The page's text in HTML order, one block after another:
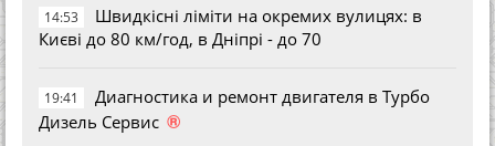
14:53
Швидкісні ліміти на окремих вулицях: в
Києві до 80 км/год, в Дніпрі - до 70
19:41
Диагностика и ремонт двигателя в Турбо
Дизель Сервис ®